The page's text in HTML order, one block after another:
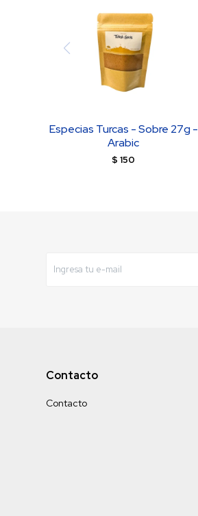
Especias Turcas - Sobre 27g -
Arabic
$ 150
Contacto
Contacto